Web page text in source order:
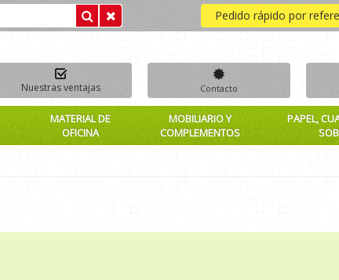
Pedido rápido por
Nuestras ventajas Contacto
MATERIAL DE
OFICINA
MOBILIARIO Y
COMPLEMENTOS
PAPEL,